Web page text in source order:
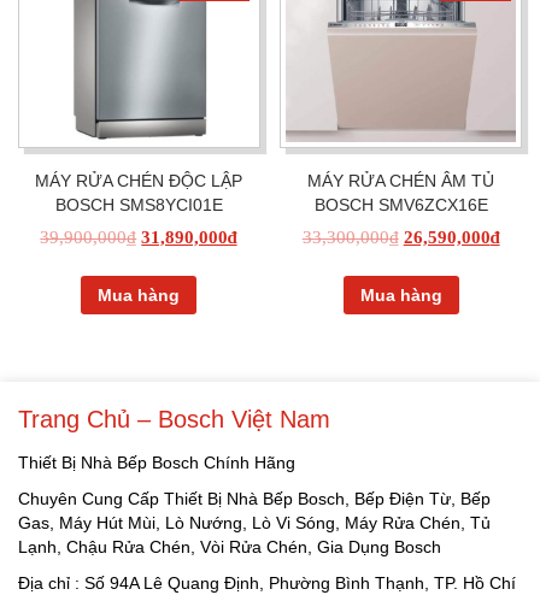
MÁY RỬA CHÉN ĐỘC LẬP
BOSCH SMS8YCI01E
39,900,000₫ 31,890,000₫
Mua hàng
MÁY RỬA CHÉN ÂM TỦ
BOSCH SMV6ZCX16E
33,300,000₫ 26,590,000₫
Mua hàng
Trang Chủ – Bosch Việt Nam
Thiết Bị Nhà Bếp Bosch Chính Hãng
Chuyên Cung Cấp Thiết Bị Nhà Bếp Bosch, Bếp Điện Từ, Bếp
Gas, Máy Hút Mùi, Lò Nướng, Lò Vi Sóng, Máy Rửa Chén, Tủ
Lạnh, Chậu Rửa Chén, Vòi Rửa Chén, Gia Dụng Bosch
Địa chỉ : Số 94A Lê Quang Định, Phường Bình Thạnh, TP. Hồ Chí